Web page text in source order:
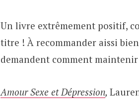
Un livre extrêmement positif,
titre ! À recommander aissi
demandent comment
Amour Sexe et Dépression,